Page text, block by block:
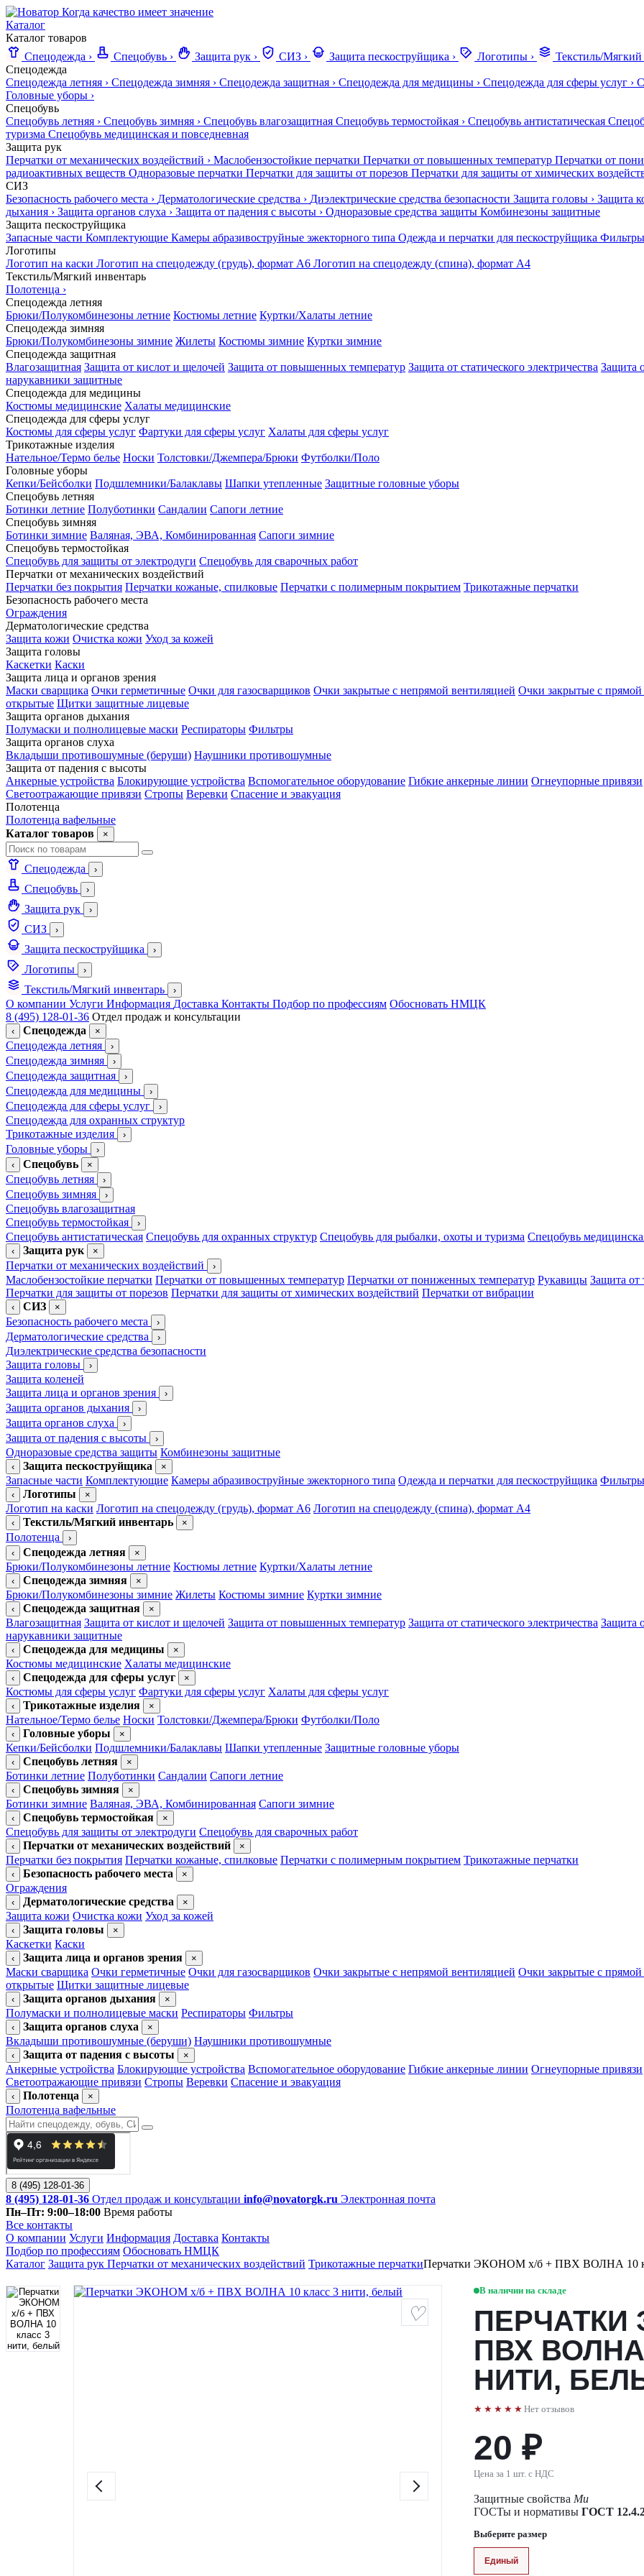
Когда качество имеет значение
Каталог
Каталог товаров
Спецодежда › Спецобувь › Защита рук › СИЗ › Защита пескоструйщика › Логотипы › Текстиль/Мягкий
Спецодежда
Спецодежда летняя › Спецодежда зимняя › Спецодежда защитная › Спецодежда для медицины › Спецодежда для сферы услуг ›
Головные уборы ›
Спецобувь
Спецобувь летняя › Спецобувь зимняя › Спецобувь влагозащитная Спецобувь термостойкая › Спецобувь антистатическая
туризма Спецобувь медицинская и повседневная
Защита рук
Перчатки от механических воздействий › Маслобензостойкие перчатки Перчатки от повышенных температур Перчатки от
радиоактивных веществ Одноразовые перчатки Перчатки для защиты от порезов Перчатки для защиты от химических
СИЗ
Безопасность рабочего места › Дерматологические средства › Диэлектрические средства безопасности Защита головы › Защита
дыхания › Защита органов слуха › Защита от падения с высоты › Одноразовые средства защиты Комбинезоны защитные
Защита пескоструйщика
Запасные части Комплектующие Камеры абразивоструйные эжекторного типа Одежда и перчатки для пескоструйщика
Логотипы
Логотип на каски Логотип на спецодежду (грудь), формат А6 Логотип на спецодежду (спина), формат А4
Текстиль/Мягкий инвентарь
Полотенца ›
Спецодежда летняя
Брюки/Полукомбинезоны летние Костюмы летние Куртки/Халаты летние
Спецодежда зимняя
Брюки/Полукомбинезоны зимние Жилеты Костюмы зимние Куртки зимние
Спецодежда защитная
Влагозащитная Защита от кислот и щелочей Защита от повышенных температур Защита от статического электричества Защита
нарукавники защитные
Спецодежда для медицины
Костюмы медицинские Халаты медицинские
Спецодежда для сферы услуг
Костюмы для сферы услуг Фартуки для сферы услуг Халаты для сферы услуг
Трикотажные изделия
Нательное/Термо белье Носки Толстовки/Джемпера/Брюки Футболки/Поло
Головные уборы
Кепки/Бейсболки Подшлемники/Балаклавы Шапки утепленные Защитные головные уборы
Спецобувь летняя
Ботинки летние Полуботинки Сандалии Сапоги летние
Спецобувь зимняя
Ботинки зимние Валяная, ЭВА, Комбинированная Сапоги зимние
Спецобувь термостойкая
Спецобувь для защиты от электродуги Спецобувь для сварочных работ
Перчатки от механических воздействий
Перчатки без покрытия Перчатки кожаные, спилковые Перчатки с полимерным покрытием Трикотажные перчатки
Безопасность рабочего места
Ограждения
Дерматологические средства
Защита кожи Очистка кожи Уход за кожей
Защита головы
Каскетки Каски
Защита лица и органов зрения
Маски сварщика Очки герметичные Очки для газосварщиков Очки закрытые с непрямой вентиляцией Очки закрытые с прямой
открытые Щитки защитные лицевые
Защита органов дыхания
Полумаски и полнолицевые маски Респираторы Фильтры
Защита органов слуха
Вкладыши противошумные (беруши) Наушники противошумные
Защита от падения с высоты
Анкерные устройства Блокирующие устройства Вспомогательное оборудование Гибкие анкерные линии Огнеупорные привязи
Светоотражающие привязи Стропы Веревки Спасение и эвакуация
Полотенца
Полотенца вафельные
Каталог товаров
×
Спецодежда ›
Спецобувь ›
Защита рук ›
СИЗ ›
Защита пескоструйщика ›
Логотипы ›
Текстиль/Мягкий инвентарь ›
О компании Услуги Информация Доставка Контакты Подбор по профессиям Обосновать НМЦК
8 (495) 128-01-36 Отдел продаж и консультации
‹ Спецодежда ×
Спецодежда летняя ›
Спецодежда зимняя ›
Спецодежда защитная ›
Спецодежда для медицины ›
Спецодежда для сферы услуг ›
Спецодежда для охранных структур
Трикотажные изделия
›
Головные уборы
›
‹
Спецобувь ×
Спецобувь летняя ›
Спецобувь зимняя ›
Спецобувь влагозащитная
Спецобувь термостойкая
›
Спецобувь антистатическая Спецобувь для охранных структур Спецобувь для рыбалки, охоты и туризма Спецобувь
‹ Защита рук ×
Перчатки от механических воздействий ›
Маслобензостойкие перчатки Перчатки от повышенных температур Перчатки от пониженных температур Рукавицы Защита от
Перчатки для защиты от порезов Перчатки для защиты от химических воздействий Перчатки от вибрации
‹ СИЗ ×
Безопасность рабочего места ›
Дерматологические средства ›
Диэлектрические средства безопасности
Защита головы
›
Защита коленей
Защита лица и органов зрения
›
Защита органов дыхания ›
Защита органов слуха ›
Защита от падения с высоты ›
Одноразовые средства защиты Комбинезоны защитные
‹ Защита пескоструйщика ×
Запасные части Комплектующие Камеры абразивоструйные эжекторного типа Одежда и перчатки для пескоструйщика
‹ Логотипы ×
Логотип на каски Логотип на спецодежду (грудь), формат А6 Логотип на спецодежду (спина), формат А4
‹ Текстиль/Мягкий инвентарь ×
Полотенца
›
‹
Спецодежда летняя ×
Брюки/Полукомбинезоны летние Костюмы летние Куртки/Халаты летние
‹ Спецодежда зимняя ×
Брюки/Полукомбинезоны зимние Жилеты Костюмы зимние Куртки зимние
‹ Спецодежда защитная ×
Влагозащитная Защита от кислот и щелочей Защита от повышенных температур Защита от статического электричества Защита
нарукавники защитные
‹ Спецодежда для медицины ×
Костюмы медицинские Халаты медицинские
‹ Спецодежда для сферы услуг ×
Костюмы для сферы услуг Фартуки для сферы услуг Халаты для сферы услуг
‹ Трикотажные изделия ×
Нательное/Термо белье Носки Толстовки/Джемпера/Брюки Футболки/Поло
‹ Головные уборы ×
Кепки/Бейсболки Подшлемники/Балаклавы Шапки утепленные Защитные головные уборы
‹ Спецобувь летняя ×
Ботинки летние Полуботинки Сандалии Сапоги летние
‹ Спецобувь зимняя ×
Ботинки зимние Валяная, ЭВА, Комбинированная Сапоги зимние
‹ Спецобувь термостойкая ×
Спецобувь для защиты от электродуги Спецобувь для сварочных работ
‹ Перчатки от механических воздействий ×
Перчатки без покрытия Перчатки кожаные, спилковые Перчатки с полимерным покрытием Трикотажные перчатки
‹ Безопасность рабочего места ×
Ограждения
‹ Дерматологические средства ×
Защита кожи Очистка кожи Уход за кожей
‹ Защита головы ×
Каскетки Каски
‹ Защита лица и органов зрения ×
Маски сварщика Очки герметичные Очки для газосварщиков Очки закрытые с непрямой вентиляцией Очки закрытые с прямой
открытые Щитки защитные лицевые
‹ Защита органов дыхания ×
Полумаски и полнолицевые маски Респираторы Фильтры
‹ Защита органов слуха ×
Вкладыши противошумные (беруши) Наушники противошумные
‹ Защита от падения с высоты ×
Анкерные устройства Блокирующие устройства Вспомогательное оборудование Гибкие анкерные линии Огнеупорные привязи
Светоотражающие привязи Стропы Веревки Спасение и эвакуация
‹ Полотенца ×
Полотенца вафельные
8 (495) 128-01-36
8 (495) 128-01-36 Отдел продаж и консультации info@novatorgk.ru Электронная почта
Пн–Пт: 9:00–18:00 Время работы
Все контакты
О компании Услуги Информация Доставка Контакты
Подбор по профессиям Обосновать НМЦК
Каталог Защита рук Перчатки от механических воздействий Трикотажные перчаткиПерчатки ЭКОНОМ х/б + ПВХ ВОЛНА 10
В наличии на складе
ПЕРЧАТКИ
ПВХ
НИТИ,
★★★★★ Нет отзывов
20 ₽
Цена за 1 шт. с НДС
Защитные свойства Ми
ГОСТы и нормативы ГОСТ
Выберите размер
Единый